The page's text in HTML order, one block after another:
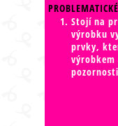
Stojí na
výrobku
prvky,